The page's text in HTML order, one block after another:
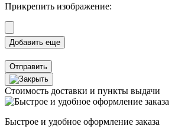
Прикрепить изображение:
Отправить
Стоимость доставки и пункты выдачи
Быстрое и удобное оформление заказа